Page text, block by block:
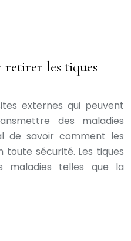
les tiques
externes qui peuvent
des maladies
de savoir comment les
sécurité. Les tiques
maladies telles que la